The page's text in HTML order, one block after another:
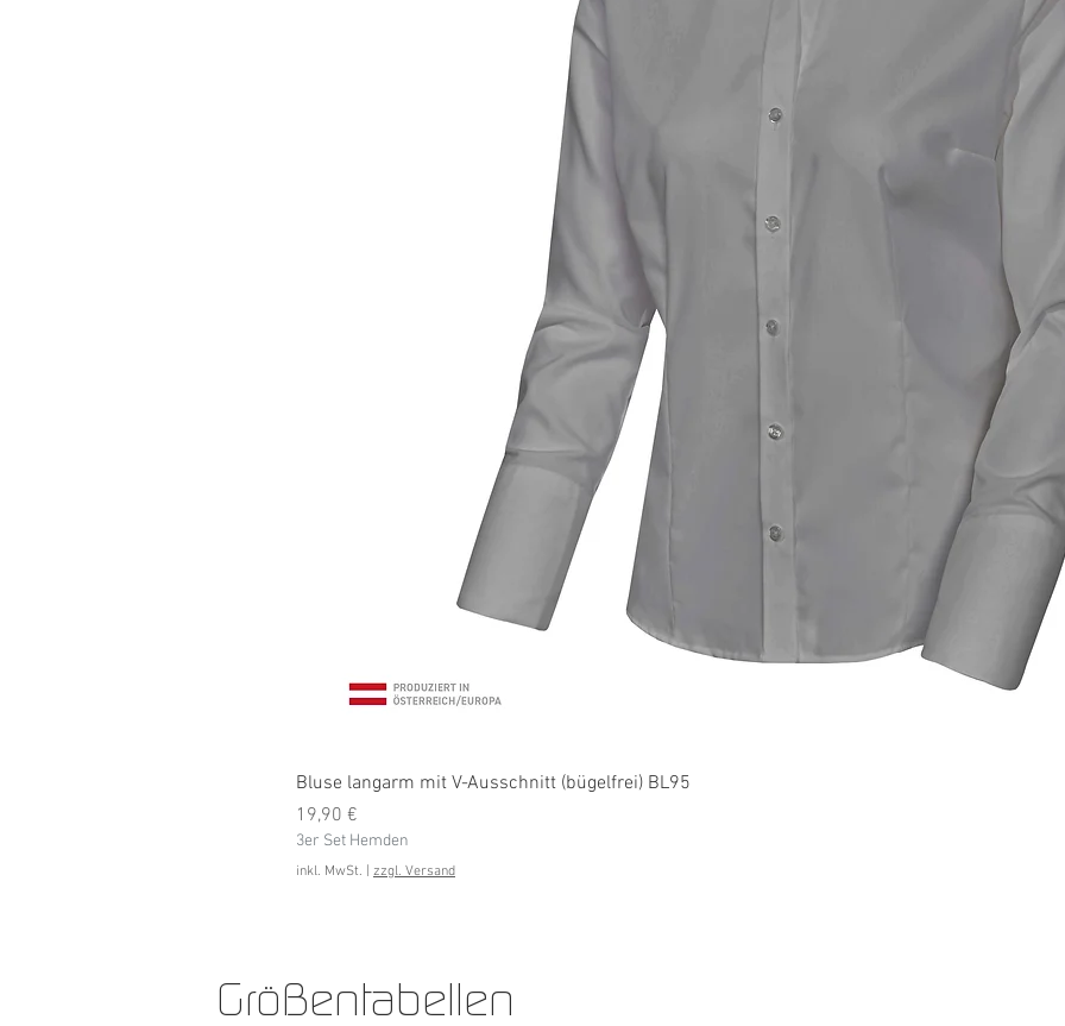
Bluse langarm mit V-Ausschnitt (bügelfrei) BL95
Preis
19,90 €
3er Set Hemden
inkl. MwSt. zzgl. Versand
Größentabellen